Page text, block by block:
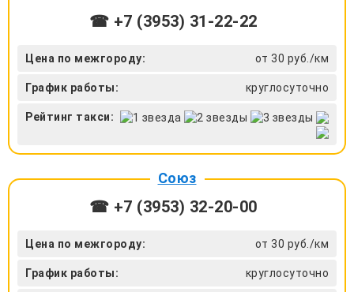
☎ +7 (3953) 31-22-22
Цена по межгороду: от 30 руб./км
График работы: круглосуточно
Рейтинг такси:
Союз
☎ +7 (3953) 32-20-00
Цена по межгороду: от 30 руб./км
График работы: круглосуточно